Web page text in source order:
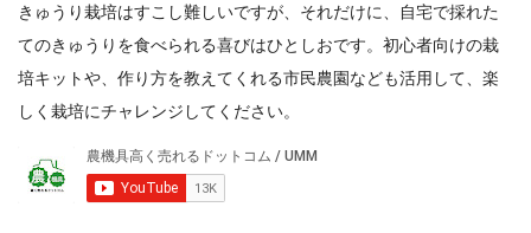
きゅうり栽培はすこし難しいですが、それだけに、自宅で採れた
てのきゅうりを食べられる喜びはひとしおです。初心者向けの栽
培キットや、作り方を教えてくれる市民農園なども活用して、楽
しく栽培にチャレンジしてください。